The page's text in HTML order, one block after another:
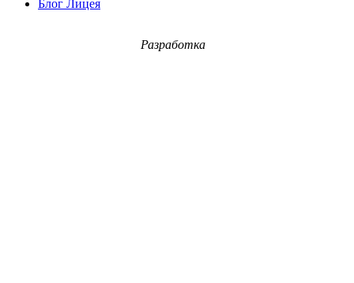
Блог Лицея
Разработка